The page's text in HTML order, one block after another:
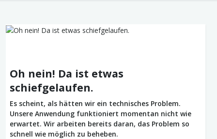
Oh nein! Da ist etwas
schiefgelaufen.
Es scheint, als hätten wir ein technisches Problem.
Unsere Anwendung funktioniert momentan nicht wie
erwartet. Wir arbeiten bereits daran, das Problem so
schnell wie möglich zu beheben.